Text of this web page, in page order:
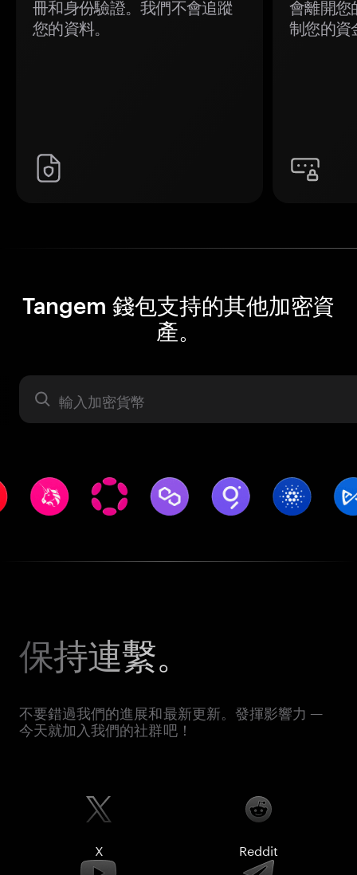
冊和身份驗證。我們不會追蹤
您的資料。
會離開您
制您的資
Tangem 錢包支持的其他加密資
產。
資產
保持連繫。
不要錯過我們的進展和最新更新。發揮影響力 —
今天就加入我們的社群吧！
X Reddit